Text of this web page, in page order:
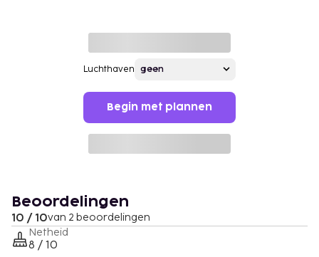
Luchthaven
Begin met plannen
Beoordelingen
10 / 10van 2 beoordelingen
Netheid
8 / 10